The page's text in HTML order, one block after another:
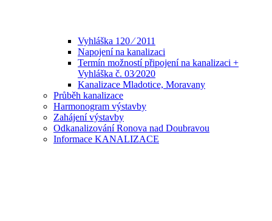
Vyhláška 120 ⁄ 2011
Napojení na kanalizaci
Termín možností připojení na kanalizaci +
Vyhláška č. 03⁄2020
Kanalizace Mladotice, Moravany
Průběh kanalizace
Harmonogram výstavby
Zahájení výstavby
Odkanalizování Ronova nad Doubravou
Informace KANALIZACE